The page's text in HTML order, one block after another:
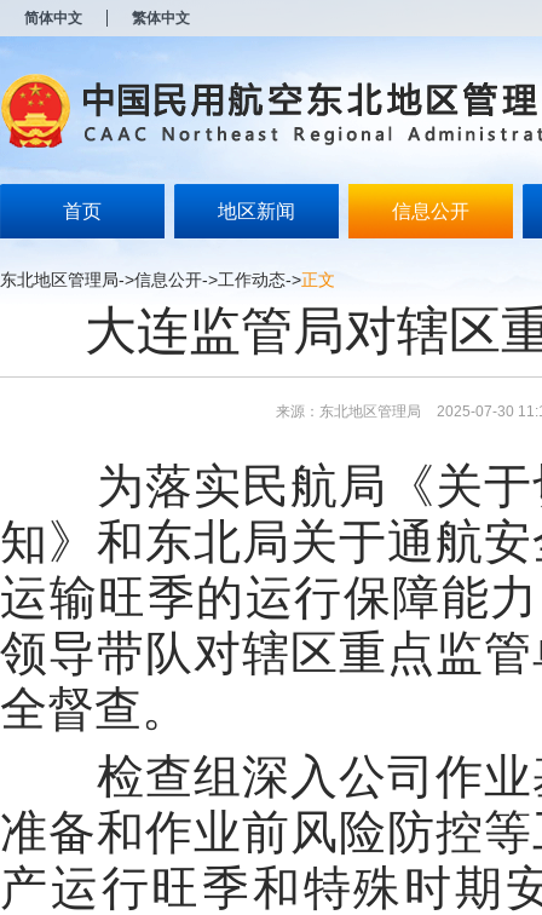
简体中文 繁体中文
首页 地区新闻 信息公开
东北地区管理局->信息公开->工作动态->正文
大连监管局对辖区
来源：东北地区管理局 2025-07-30
为落实民航局《关于
知》和东北局关于通航
运输旺季的运行保障能
领导带队对辖区重点监
全督查。
检查组深入公司作业
准备和作业前风险防控
产运行旺季和特殊时期
开
无
障
说
按
Alt
键